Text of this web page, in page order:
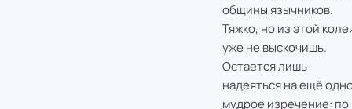
общины язычников.
Тяжко, но из этой
уже не выскочишь.
Остается лишь
надеяться на ещё
мудрое изречение: по